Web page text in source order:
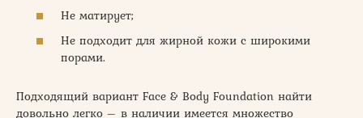
Не матирует;
Не подходит для жирной кожи с широкими
порами.
Подходящий вариант Face & Body Foundation найти
довольно легко – в наличии имеется множество